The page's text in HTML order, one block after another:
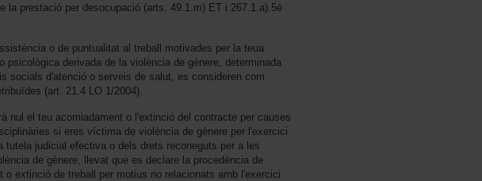
la prestació per desocupació (arts. 49.1.m) ET i 267.1.a).5é
o de puntualitat al treball motivades per la teua
psicològica derivada de la violència de gènere, determinada
socials d'atenció o serveis de salut, es consideren com
(art. 21.4 LO 1/2004).
nul el teu acomiadament o l'extinció del contracte per causes
si eres víctima de violència de gènere per l'exercici
tutela judicial efectiva o dels drets reconeguts per a les
de gènere, llevat que es declare la procedència de
o extinció de treball per motius no relacionats amb l'exercici